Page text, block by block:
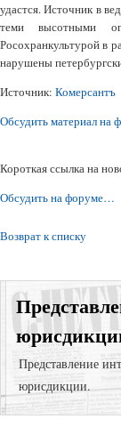
удастся. Источник в
теми высотными
Росохранкультурой в
нарушены
Источник: Комерсантъ
Обсудить материал на
Короткая ссылка на
Обсудить на форуме…
Возврат к списку
Представление
юрисдикции.